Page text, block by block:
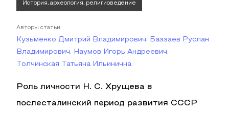
История, археология, религиоведение
Авторы статьи
Кузьменко Дмитрий Владимирович, Баззаев Руслан
Владимирович, Наумов Игорь Андреевич,
Толчинская Татьяна Ильинична
Роль личности Н. С. Хрущева в
послесталинский период развития СССР